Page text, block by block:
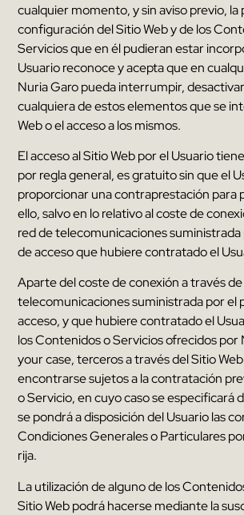
cualquier momento,y sin aviso previo, la
configuración del Sitio Web y de los
Servicios que en él pudieran estar
Usuario reconoce y acepta que en
Nuria Garopueda interrumpir,
cualquiera de estos elementos que se
Web o el acceso a los mismos.
El acceso al Sitio Web por el Usuario
por regla general,es gratuito sin que el
proporcionar una contraprestación para
ello,salvo en lo relativo al coste de
red de telecomunicaciones
de acceso que hubiere contratado el
Aparte del coste de conexión a través de
telecomunicaciones suministrada por el
acceso,y que hubiere contratado el
los Contenidos o Servicios ofrecidos por
your case,terceros a través del Sitio
encontrarse sujetos a la contratación
o Servicio,en cuyo caso se especificará
se pondrá a disposición del Usuario las
Condiciones Generales o Particulares
rija.
La utilización de alguno de los
Sitio Web podrá hacerse mediante la